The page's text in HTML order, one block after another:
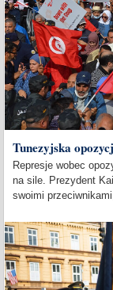
Tunezyjska
Represje wobec
na sile. Prezydent
swoimi